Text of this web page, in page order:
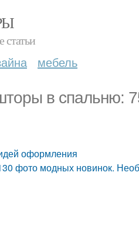
статьи
мебель
в спальню:
оформления
фото модных новинок.